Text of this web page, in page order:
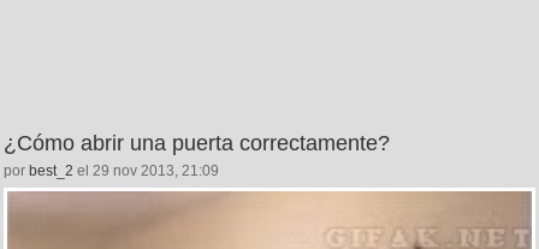
¿Cómo abrir una puerta correctamente?
por best_2 el 29 nov 2013, 21:09